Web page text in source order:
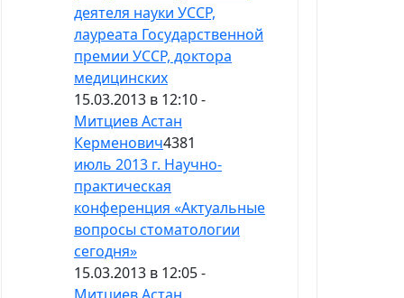
деятеля науки УССР,
лауреата Государственной
премии УССР, доктора
медицинских
15.03.2013 в 12:10 -
Митциев Астан
Керменович4381
июль 2013 г. Научно-
практическая
конференция «Актуальные
вопросы стоматологии
сегодня»
15.03.2013 в 12:05 -